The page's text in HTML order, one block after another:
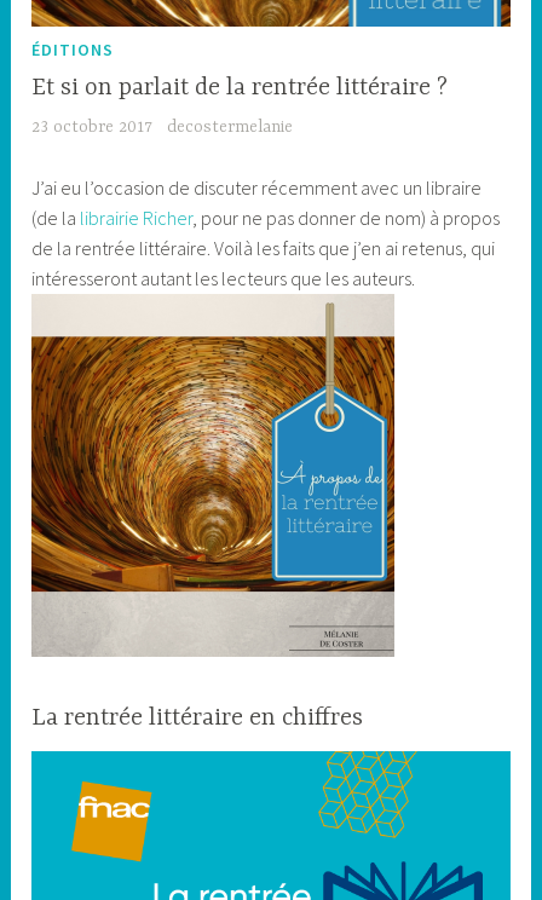
ÉDITIONS
Et si on parlait de la rentrée littéraire ?
23 octobre 2017 decostermelanie
J’ai eu l’occasion de discuter récemment avec un libraire
(de la librairie Richer, pour ne pas donner de nom) à propos
de la rentrée littéraire. Voilà les faits que j’en ai retenus, qui
intéresseront autant les lecteurs que les auteurs.
La rentrée littéraire en chiffres